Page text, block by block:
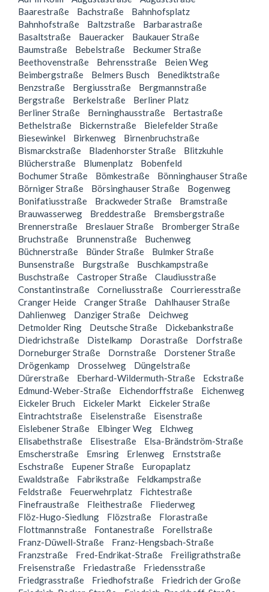
Baarestraße
Bachstraße
Bahnhofsplatz
Bahnhofstraße
Baltzstraße
Barbarastraße
Basaltstraße
Baueracker
Baukauer Straße
Baumstraße
Bebelstraße
Beckumer Straße
Beethovenstraße
Behrensstraße
Beien Weg
Beimbergstraße
Belmers Busch
Benediktstraße
Benzstraße
Bergiusstraße
Bergmannstraße
Bergstraße
Berkelstraße
Berliner Platz
Berliner Straße
Berninghausstraße
Bertastraße
Bethelstraße
Bickernstraße
Bielefelder Straße
Biesewinkel
Birkenweg
Birnenbruchstraße
Bismarckstraße
Bladenhorster Straße
Blitzkuhle
Blücherstraße
Blumenplatz
Bobenfeld
Bochumer Straße
Bömkestraße
Bönninghauser Straße
Börniger Straße
Börsinghauser Straße
Bogenweg
Bonifatiusstraße
Brackweder Straße
Bramstraße
Brauwasserweg
Breddestraße
Bremsbergstraße
Brennerstraße
Breslauer Straße
Bromberger Straße
Bruchstraße
Brunnenstraße
Buchenweg
Büchnerstraße
Bünder Straße
Bulmker Straße
Bunsenstraße
Burgstraße
Buschkampstraße
Buschstraße
Castroper Straße
Claudiusstraße
Constantinstraße
Corneliusstraße
Courrieresstraße
Cranger Heide
Cranger Straße
Dahlhauser Straße
Dahlienweg
Danziger Straße
Deichweg
Detmolder Ring
Deutsche Straße
Dickebankstraße
Diedrichstraße
Distelkamp Dorastraße
Dorfstraße
Dorneburger Straße
Dornstraße
Dorstener Straße
Drögenkamp
Drosselweg
Düngelstraße
Dürerstraße
Eberhard-Wildermuth-Straße
Eckstraße
Edmund-Weber-Straße
Eichendorffstraße
Eichenweg
Eickeler Bruch
Eickeler Markt
Eickeler Straße
Eintrachtstraße
Eiselenstraße
Eisenstraße
Eislebener Straße
Elbinger Weg
Elchweg
Elisabethstraße
Elisestraße
Elsa-Brändström-Straße
Emscherstraße
Emsring Erlenweg
Ernststraße
Eschstraße
Eupener Straße
Europaplatz
Ewaldstraße
Fabrikstraße
Feldkampstraße
Feldstraße
Feuerwehrplatz
Fichtestraße
Finefraustraße
Fleithestraße
Fliederweg
Flöz-Hugo-Siedlung
Flözstraße
Florastraße
Flottmannstraße
Fontanestraße
Forellstraße
Franz-Düwell-Straße
Franz-Hengsbach-Straße
Franzstraße
Fred-Endrikat-Straße
Freiligrathstraße
Freisenstraße
Friedastraße
Friedensstraße
Friedgrasstraße
Friedhofstraße
Friedrich der Große